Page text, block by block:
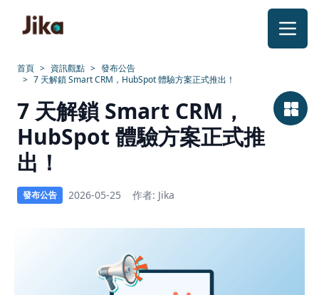
首頁 > 資訊觀點 > 發布公告
> 7 天解鎖 Smart CRM，HubSpot 體驗方案正式推出！
Jika
推
出
HubSpot
體
7 天解鎖 Smart CRM，
HubSpot 體驗方案正式推
出！
發布公告 2026-05-25 作者: Jika